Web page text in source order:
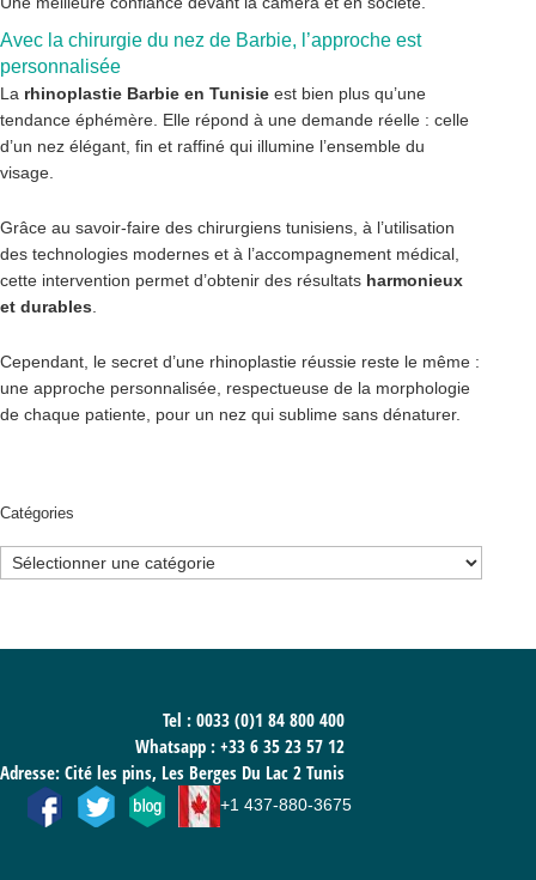
Avec la chirurgie du nez de Barbie, l’approche est
personnalisée
La rhinoplastie Barbie en Tunisie est bien plus qu’une
tendance éphémère. Elle répond à une demande réelle : celle
d’un nez élégant, fin et raffiné qui illumine l’ensemble du
visage.
Grâce au savoir-faire des chirurgiens tunisiens, à l’utilisation
des technologies modernes et à l’accompagnement médical,
cette intervention permet d’obtenir des résultats harmonieux
et durables
Cependant, le secret d’une rhinoplastie réussie reste le même :
une approche personnalisée, respectueuse de la morphologie
de chaque patiente, pour un nez qui sublime sans dénaturer.
Catégories
Catégories
Tel : 0033 (0)1 84 800 400
Whatsapp : +33 6 35 23 57 12
Adresse: Cité les pins, Les Berges Du Lac 2 Tunis
+1 437-880-3675